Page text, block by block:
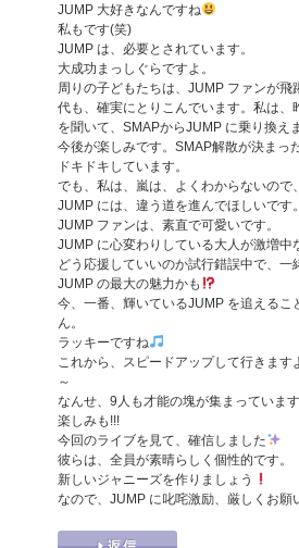
JUMP 大好きなんですね
私もです(笑)
JUMP は、必要とされています。
大成功まっしぐらですよ。
周りの子どもたちは、JUMP ファンが
代も、確実にとりこんでいます。私は、
を聞いて、SMAPからJUMP に乗り換え
今後が楽しみです。SMAP解散が決まっ
ドキドキしています。
でも、私は、嵐は、よくわからないので、
JUMP には、違う道を進んでほしいです
JUMP ファンは、素直で可愛いです。
JUMP に心変わりしている大人が激増中
どう応援していいのか試行錯誤中で、一
JUMP の最大の魅力かも
今、一番、輝いているJUMP を追えるこ
ん。
ラッキーですね
これから、スピードアップして行きます
～
なんせ、9人も才能の塊が集まっていま
楽しみも!!!
今回のライブを見て、確信しました
彼らは、全員が素晴らしく個性的です。
新しいジャニーズを作りましょう
なので、JUMP に叱咤激励、厳しくお願